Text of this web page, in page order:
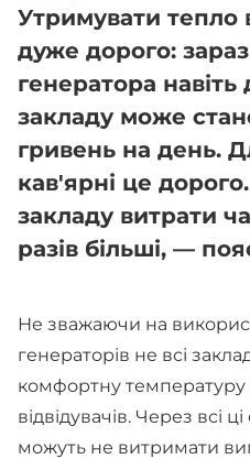
Утримувати тепло
дуже дорого:
генератора
закладу може
гривень на день.
кав'ярні це
закладу витрати
разів більші, —
Не зважаючи на
генераторів не всі
комфортну температуру
відвідувачів. Через всі
можуть не витримати